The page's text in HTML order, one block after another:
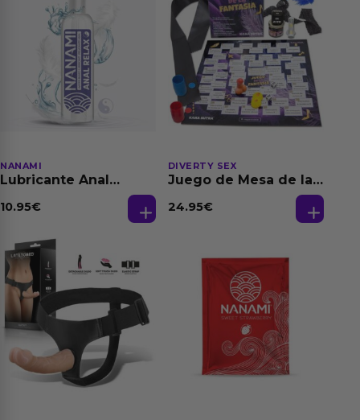
NANAMI
Lubricante Anal
Dilatación Base Agua
10.95€
DIVERTY SEX
Juego de Mesa de las
24.95€